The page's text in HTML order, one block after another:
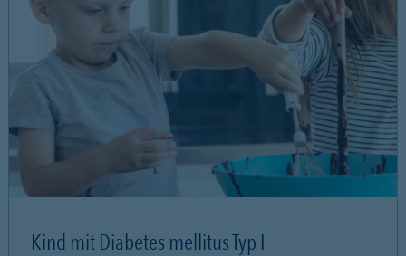
Kind mit Diabetes mellitus Typ I